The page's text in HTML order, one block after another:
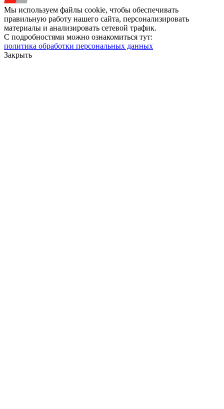
Мы используем файлы cookie, чтобы обеспечивать
правильную работу нашего сайта, персонализировать
материалы и анализировать сетевой трафик.
С подробностями можно ознакомиться тут:
политика обработки персональных данных
Закрыть